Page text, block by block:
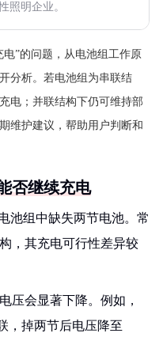
照明企业。
”的问题，从电池组工作原
分析。若电池组为串联结
电；并联结构下仍可维持部
维护建议，帮助用户判断和
否继续充电
池组中缺失两节电池。常
，其充电可行性差异较
压会显著下降。例如，
，掉两节后电压降至